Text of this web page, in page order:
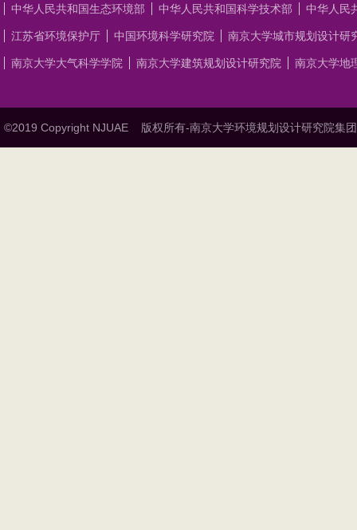
中华人民共和国生态环境部 中华人民共和国科学技术部 中华人民
江苏省环境保护厅 中国环境科学研究院 南京大学城市规划设计研
南京大学大气科学学院 南京大学建筑规划设计研究院 南京大学地
©2019 Copyright NJUAE 版权所有-南京大学环境规划设计研究院集